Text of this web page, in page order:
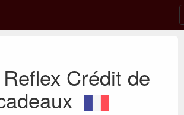
Crédit de